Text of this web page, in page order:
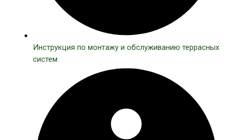
Инструкция по монтажу и обслуживанию террасных
систем